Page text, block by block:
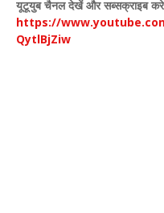
यूटूयुब चैनल देखें और सब्सक्राइब
https://
QytlBjZiw